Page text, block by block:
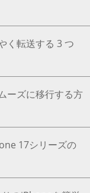
く転送する 3 つ
ーズに移行する方
17シリーズの